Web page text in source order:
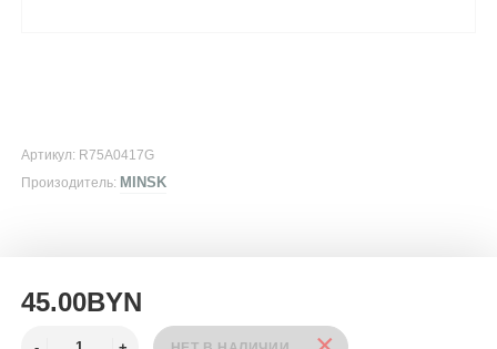
Артикул: R75A0417G
Произодитель: MINSK
45.00BYN